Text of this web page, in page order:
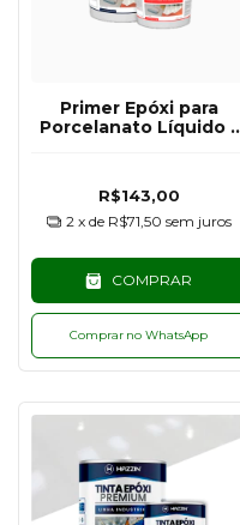
Primer Epóxi para
Porcelanato Líquido -
R$143,00
2 x de R$71,50 sem juros
COMPRAR
Comprar no WhatsApp